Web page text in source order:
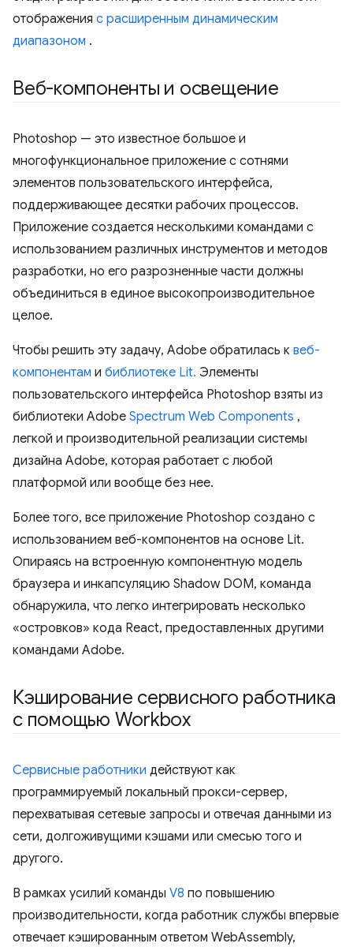
отображения с расширенным динамическим
диапазоном .
Веб-компоненты и освещение
Photoshop — это известное большое и
многофункциональное приложение с сотнями
элементов пользовательского интерфейса,
поддерживающее десятки рабочих процессов.
Приложение создается несколькими командами с
использованием различных инструментов и методов
разработки, но его разрозненные части должны
объединиться в единое высокопроизводительное
целое.
Чтобы решить эту задачу, Adobe обратилась к веб-
компонентам и библиотеке Lit. Элементы
пользовательского интерфейса Photoshop взяты из
библиотеки Adobe Spectrum Web Components ,
легкой и производительной реализации системы
дизайна Adobe, которая работает с любой
платформой или вообще без нее.
Более того, все приложение Photoshop создано с
использованием веб-компонентов на основе Lit.
Опираясь на встроенную компонентную модель
браузера и инкапсуляцию Shadow DOM, команда
обнаружила, что легко интегрировать несколько
«островков» кода React, предоставленных другими
командами Adobe.
Кэширование сервисного работника
с помощью Workbox
Сервисные работники действуют как
программируемый локальный прокси-сервер,
перехватывая сетевые запросы и отвечая данными из
сети, долгоживущими кэшами или смесью того и
другого.
В рамках усилий команды V8 по повышению
производительности, когда работник службы впервые
отвечает кэшированным ответом WebAssembly,